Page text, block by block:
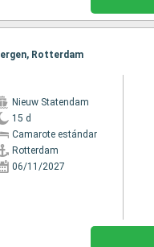
Rotterdam
Nieuw Statendam
15 d
Camarote estándar
Rotterdam
06/11/2027